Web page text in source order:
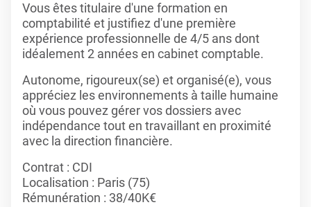
Vous êtes titulaire d'une formation en
comptabilité et justifiez d'une première
expérience professionnelle de 4/5 ans dont
idéalement 2 années en cabinet comptable.
Autonome, rigoureux(se) et organisé(e), vous
appréciez les environnements à taille humaine
où vous pouvez gérer vos dossiers avec
indépendance tout en travaillant en proximité
avec la direction financière.
Contrat : CDI
Localisation : Paris (75)
Rémunération : 38/40K€